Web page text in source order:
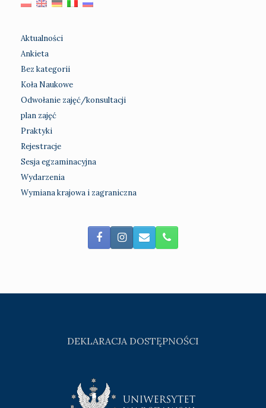
Aktualności
Ankieta
Bez kategorii
Koła Naukowe
Odwołanie zajęć/konsultacji
plan zajęć
Praktyki
Rejestracje
Sesja egzaminacyjna
Wydarzenia
Wymiana krajowa i zagraniczna
DEKLARACJA DOSTĘPNOŚCI